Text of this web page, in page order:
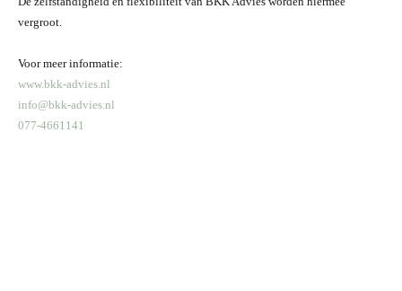
vergroot.
Voor meer informatie:
www.bkk-advies.nl
info@bkk-advies.nl
077-4661141